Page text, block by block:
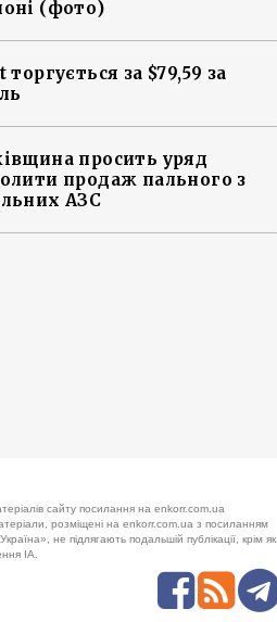
(фото)
торгується за $79,59 за
просить уряд
продаж пального з
АЗС
сайту посилання на enkorr.com.ua
розміщені на enkorr.com.ua з посиланням
не підлягають подальшій публікації, крім як
ІА.